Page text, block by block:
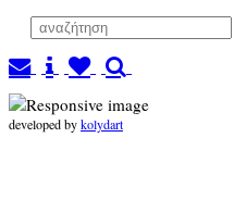
developed bykolydart